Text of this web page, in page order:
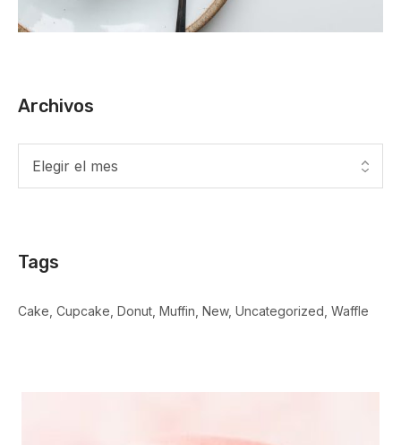
Archivos
Tags
Cake Cupcake Donut Muffin New Uncategorized Waffle